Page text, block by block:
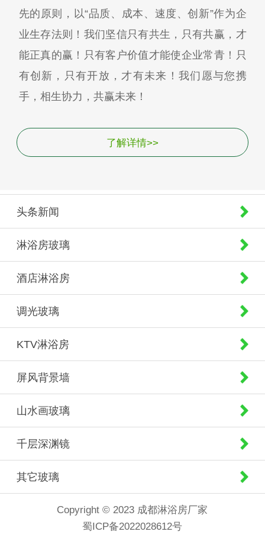
先的原则，以“品质、成本、速度、创新”作为企
业生存法则！我们坚信只有共生，只有共赢，才
能正真的赢！只有客户价值才能使企业常青！只
有创新，只有开放，才有未来！我们愿与您携
手，相生协力，共赢未来！
了解详情>>
头条新闻
淋浴房玻璃
酒店淋浴房
调光玻璃
KTV淋浴房
屏风背景墙
山水画玻璃
千层深渊镜
其它玻璃
Copyright © 2023 成都淋浴房厂家
蜀ICP备2022028612号